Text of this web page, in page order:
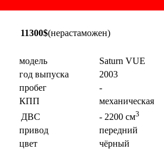
11300$(нерастаможен)
модель
Saturn VUE
год выпуска
2003
пробег
-
КПП
механическая
ДВС
- 2200 см3
привод
передний
цвет
чёрный